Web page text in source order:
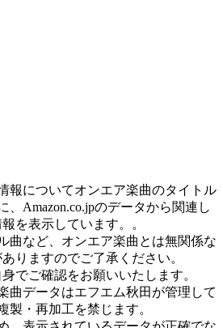
報についてオンエア楽曲のタイトル
、Amazon.co.jpのデータから関連し
を表示しています。。
曲など、オンエア楽曲とは無関係な
りますのでご了承ください。
でご確認をお願いいたします。
曲データはエフエム秋田が管理して
製・再加工を禁じます。